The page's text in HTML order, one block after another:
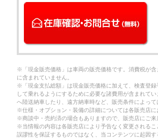
※「現金販売価格」は車両の販売価格です。消費税が
に含まれていません。
※「現金支払総額」は現金販売価格に加えて、検査登
して乗れるようにするために必要な諸費用が含まれて
へ陸送納車したり、遠方納車時など、販売条件によっ
※仕様・オプション・装備の詳細については各販売店に
※商談中・売約済の場合もありますので、販売店にご
※当情報の内容は各販売店により予告なく変更される
誤謬性を保証するものではなく、当コンテンツに起因す